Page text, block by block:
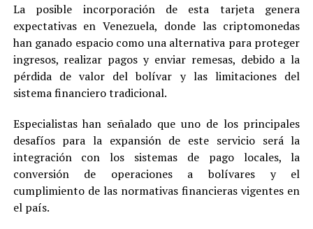
La posible incorporación de esta tarjeta genera
expectativas en Venezuela, donde las criptomonedas
han ganado espacio como una alternativa para proteger
ingresos, realizar pagos y enviar remesas, debido a la
pérdida de valor del bolívar y las limitaciones del
sistema financiero tradicional.
Especialistas han señalado que uno de los principales
desafíos para la expansión de este servicio será la
integración con los sistemas de pago locales, la
conversión de operaciones a bolívares y el
cumplimiento de las normativas financieras vigentes en
el país.